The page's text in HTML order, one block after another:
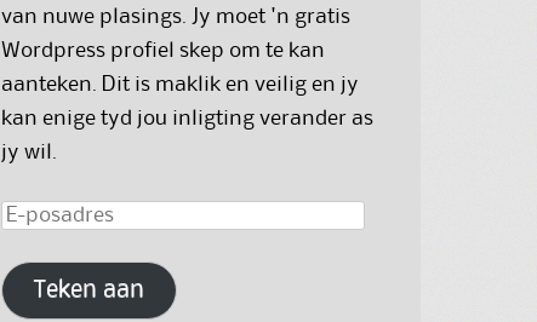
van nuwe plasings. Jy moet 'n gratis
Wordpress profiel skep om te kan
aanteken. Dit is maklik en veilig en jy
kan enige tyd jou inligting verander as
jy wil.
E-
Teken aan